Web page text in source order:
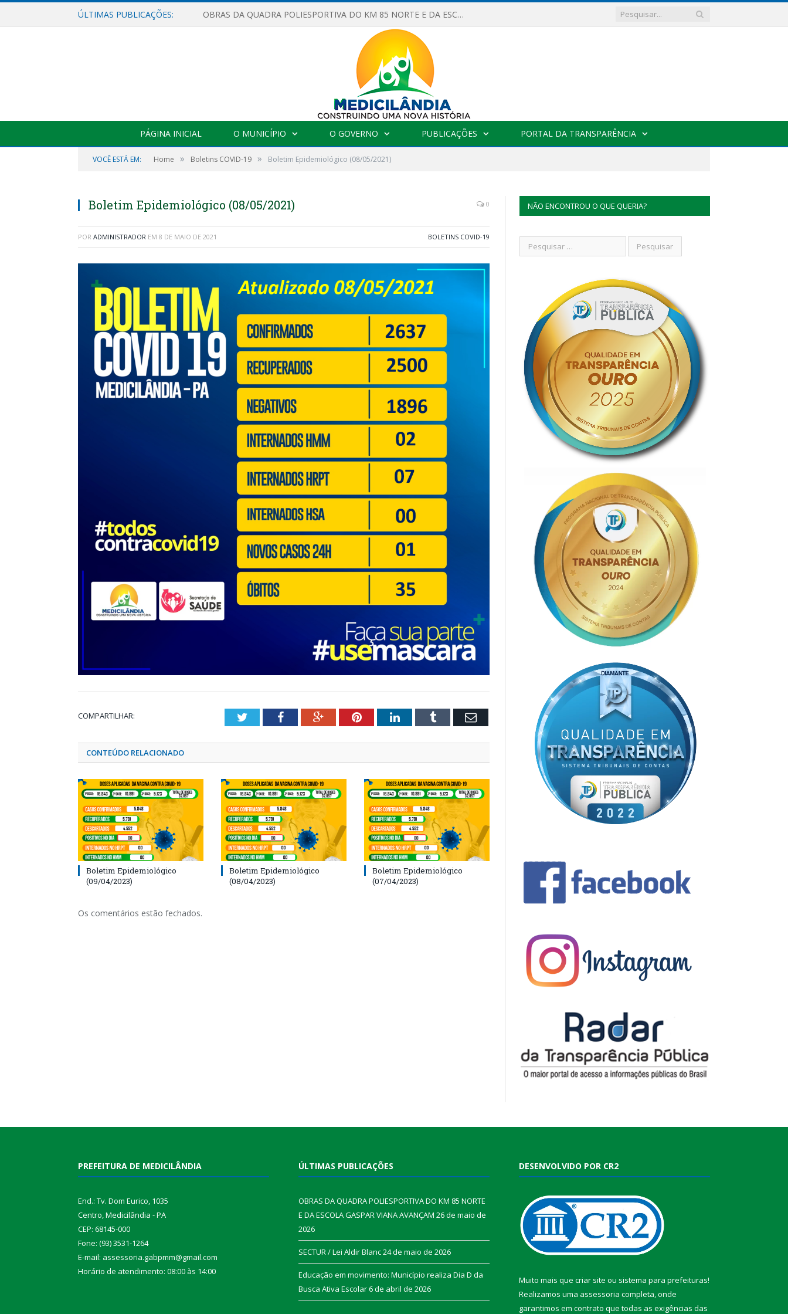
ÚLTIMAS PUBLICAÇÕES: OBRAS DA QUADRA POLIESPORTIVA DO KM 85 NORTE E DA ESCOLA GASPAR VIANA AVANÇAM
PÁGINA INICIAL O MUNICÍPIO O GOVERNO PUBLICAÇÕES PORTAL DA TRANSPARÊNCIA
VOCÊ ESTÁ EM: Home » Boletins COVID-19 » Boletim Epidemiológico (08/05/2021)
Boletim Epidemiológico (08/05/2021) 0
POR ADMINISTRADOR EM 8 DE MAIO DE 2021 BOLETINS COVID-19
COMPARTILHAR: TwitterFacebookGoogle+PinterestLinkedInTumblr Email
CONTEÚDO RELACIONADO
Boletim Epidemiológico
(09/04/2023)
Boletim Epidemiológico
(08/04/2023)
Boletim Epidemiológico
(07/04/2023)
Os comentários estão fechados.
NÃO ENCONTROU O QUE QUERIA?
PREFEITURA DE MEDICILÂNDIA
End.: Tv. Dom Eurico, 1035
Centro, Medicilândia - PA
CEP: 68145-000
Fone: (93) 3531-1264
E-mail: assessoria.gabpmm@gmail.com
Horário de atendimento: 08:00 às 14:00
ÚLTIMAS PUBLICAÇÕES
OBRAS DA QUADRA POLIESPORTIVA DO KM 85 NORTE
E DA ESCOLA GASPAR VIANA AVANÇAM 26 de maio de
2026
SECTUR / Lei Aldir Blanc24 de maio de 2026
Educação em movimento: Município realiza Dia D da
Busca Ativa Escolar6 de abril de 2026
DESENVOLVIDO POR CR2
Muito mais que criar site ou sistema para prefeituras!
Realizamos uma assessoria completa, onde
garantimos em contrato que todas as exigências das